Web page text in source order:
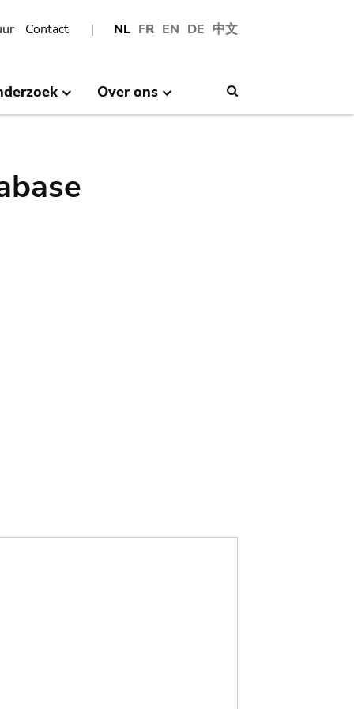
NL FR EN DE 中文
Contact
Over ons